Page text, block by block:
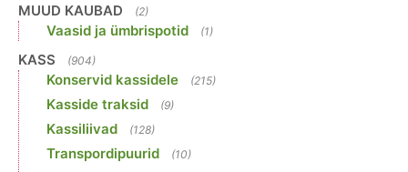
MUUD KAUBAD (2)
Vaasid ja ümbrispotid (1)
KASS (904)
Konservid kassidele (215)
Kasside traksid (9)
Kassiliivad (128)
Transpordipuurid (10)